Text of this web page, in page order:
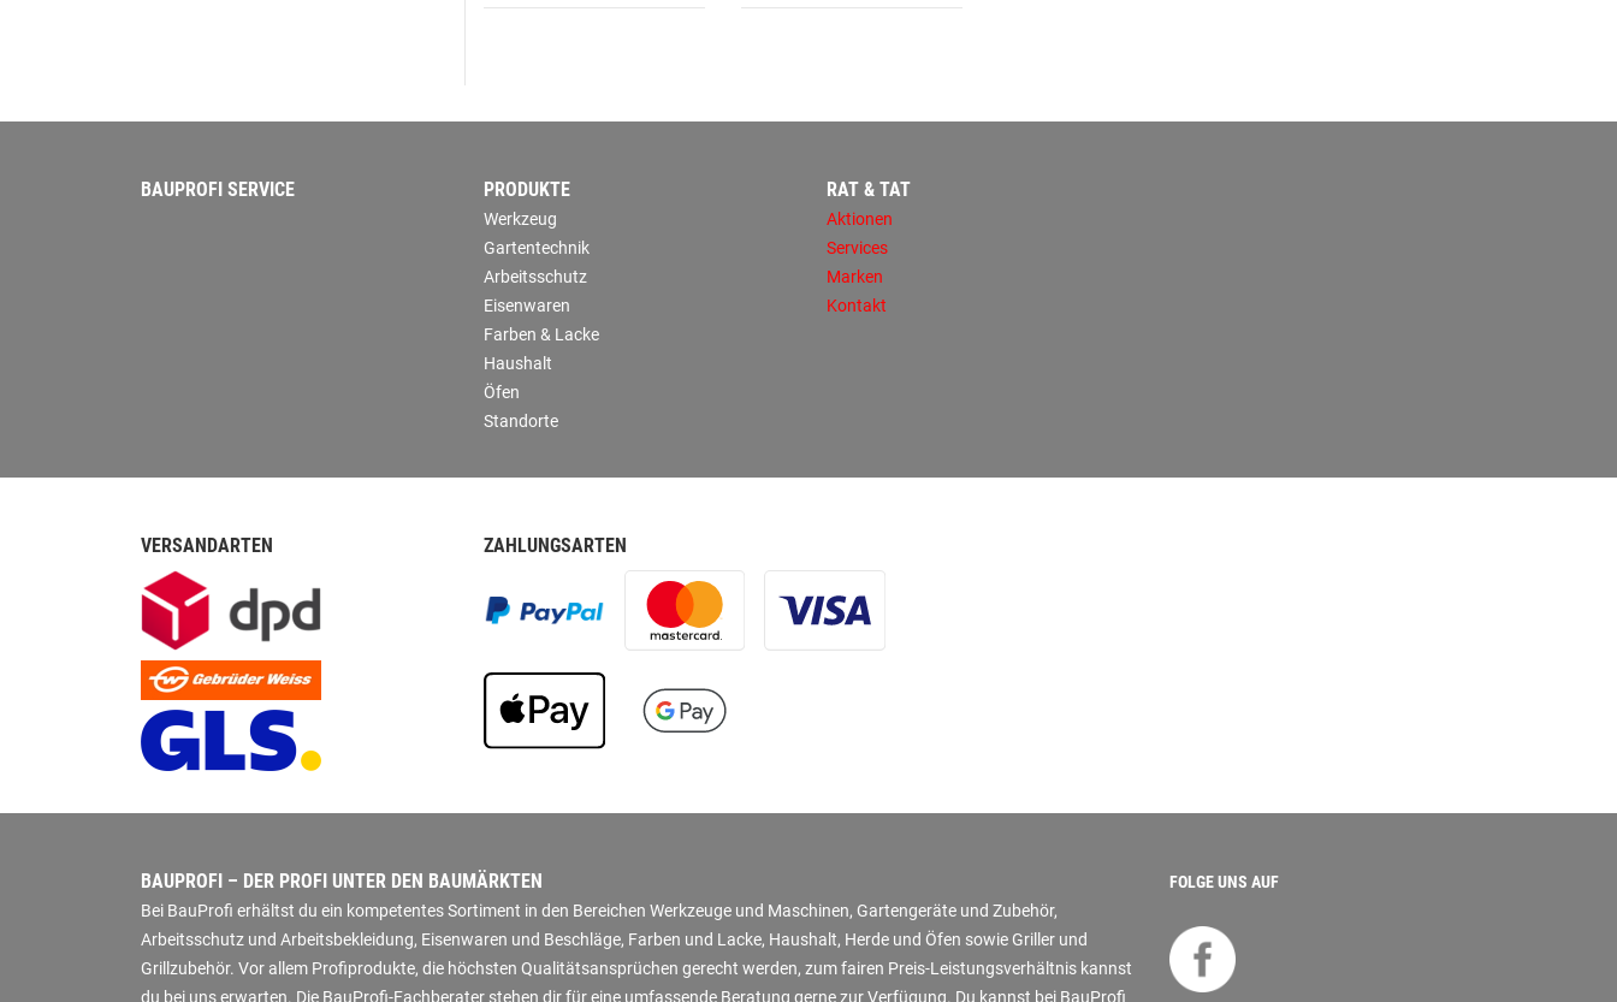
BAUPROFI SERVICE PRODUKTE
Werkzeug
Gartentechnik
Arbeitsschutz
Eisenwaren
Farben & Lacke
Haushalt
Öfen
Standorte
RAT & TAT
Aktionen
Services
Marken
Kontakt
VERSANDARTEN ZAHLUNGSARTEN
BAUPROFI – DER PROFI UNTER DEN BAUMÄRKTEN
Bei BauProfi erhältst du ein kompetentes Sortiment in den Bereichen Werkzeuge und Maschinen, Gartengeräte und Zubehör,
Arbeitsschutz und Arbeitsbekleidung, Eisenwaren und Beschläge, Farben und Lacke, Haushalt, Herde und Öfen sowie Griller und
Grillzubehör. Vor allem Profiprodukte, die höchsten Qualitätsansprüchen gerecht werden, zum fairen Preis-Leistungsverhältnis kannst
du bei uns erwarten. Die BauProfi-Fachberater stehen dir für eine umfassende Beratung gerne zur Verfügung. Du kannst bei BauProfi
FOLGE UNS AUF